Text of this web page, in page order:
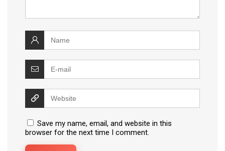
Save my name, email, and website in this
browser for the next time I comment.